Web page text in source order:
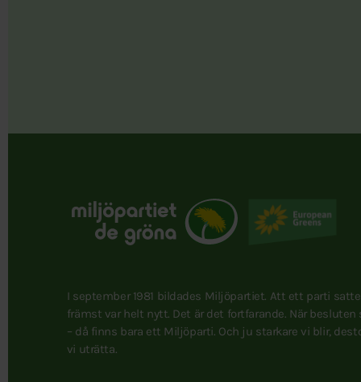
I september 1981 bildades Miljöpartiet. Att ett parti
främst var helt nytt. Det är det fortfarande. När besluten
– då finns bara ett Miljöparti. Och ju starkare vi blir,
vi uträtta.